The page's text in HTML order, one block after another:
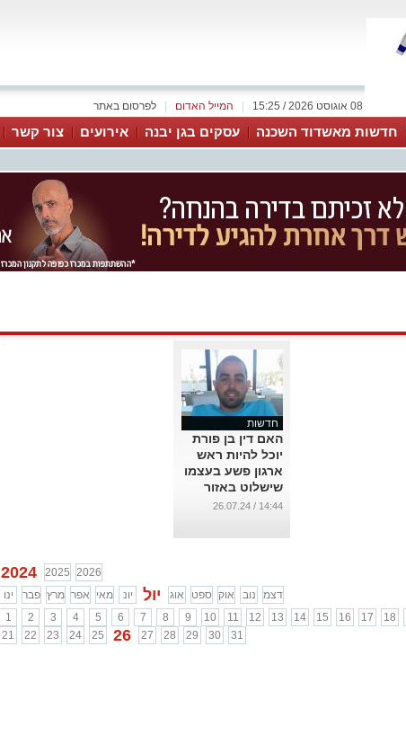
לפרסום באתר המייל האדום 08 אוגוסט 2026 / 15:25
חדשות מאשדוד השכנה עסקים בגן יבנה אירועים צור קשר
חדשות
האם דין בן פורת
יוכל להיות ראש
ארגון פשע בעצמו
שישלוט באזור
הדרום?
14:44 / 26.07.24
2024 2025 2026
ינו
פבר מרץ אפר מאי יונ יול אוג ספט אוק נוב
דצמ
1
2 3 4 5 6 7 8 9 10 11 12 13 14 15 16 17 18
21
22 23 24 25 26 27 28 29 30 31